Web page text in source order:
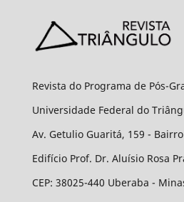
Revista do Programa de Pós-
Universidade Federal do
Av. Getulio Guaritá, 159 -
Edifício Prof. Dr. Aluísio Rosa
CEP: 38025-440 Uberaba -